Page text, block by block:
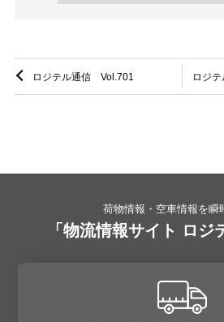
ロジテル通信 Vol.701 ロジ
荷物情報・空車情報を瞬
「物流情報サイト ロジ